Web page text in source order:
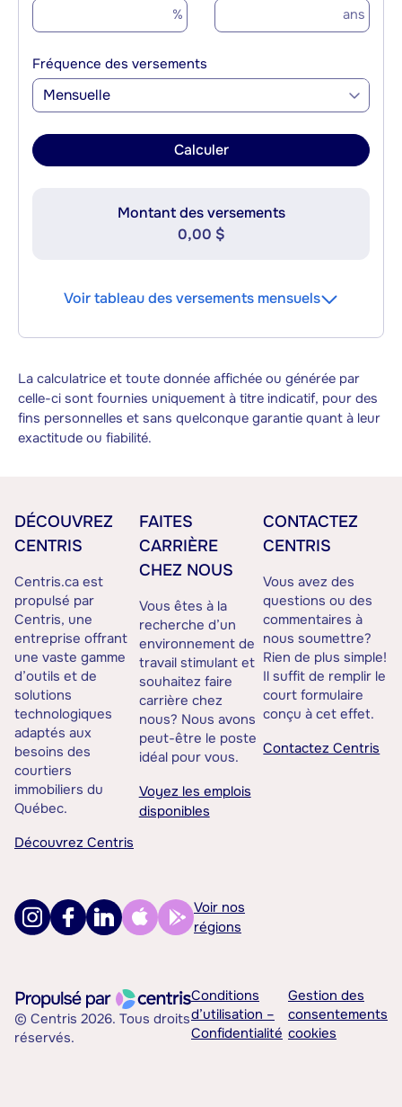
% ans
Fréquence des versements
Mensuelle
Calculer
Montant des versements
0,00 $
Voir tableau des versements mensuels
La calculatrice et toute donnée affichée ou générée par
celle-ci sont fournies uniquement à titre indicatif, pour des
fins personnelles et sans quelconque garantie quant à leur
exactitude ou fiabilité.
DÉCOUVREZ
CENTRIS
Centris.ca est
propulsé par
Centris, une
entreprise offrant
une vaste gamme
d’outils et de
solutions
technologiques
adaptés aux
besoins des
courtiers
immobiliers du
Québec.
Découvrez Centris
FAITES
CARRIÈRE
CHEZ NOUS
Vous êtes à la
recherche d’un
environnement de
travail stimulant et
souhaitez faire
carrière chez
nous? Nous avons
peut-être le poste
idéal pour vous.
Voyez les emplois
disponibles
CONTACTEZ
CENTRIS
Vous avez des
questions ou des
commentaires à
nous soumettre?
Rien de plus simple!
Il suffit de remplir le
court formulaire
conçu à cet effet.
Contactez Centris
Voir nos
régions
© Centris 2026. Tous droits
réservés.
Conditions
d’utilisation –
Confidentialité
Gestion des
consentements
cookies